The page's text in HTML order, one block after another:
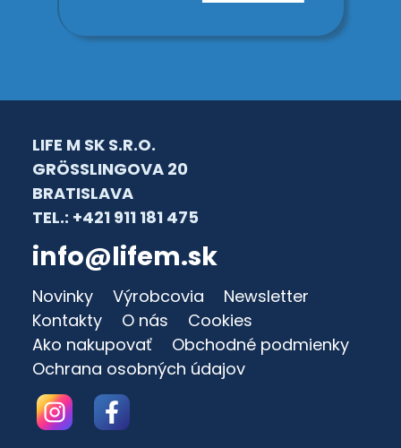
LIFE M SK S.R.O.
GRÖSSLINGOVA 20
BRATISLAVA
TEL.: +421 911 181 475
info@lifem.sk
Novinky Výrobcovia
Newsletter
Kontakty
O nás
Cookies
Ako nakupovať
Obchodné podmienky
Ochrana osobných údajov